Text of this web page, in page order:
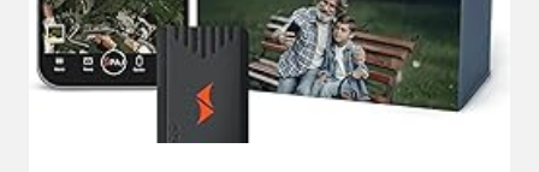
KABELTESTER
ZUM
DURCHGANG
DES